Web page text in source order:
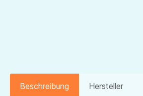
Beschreibung Hersteller